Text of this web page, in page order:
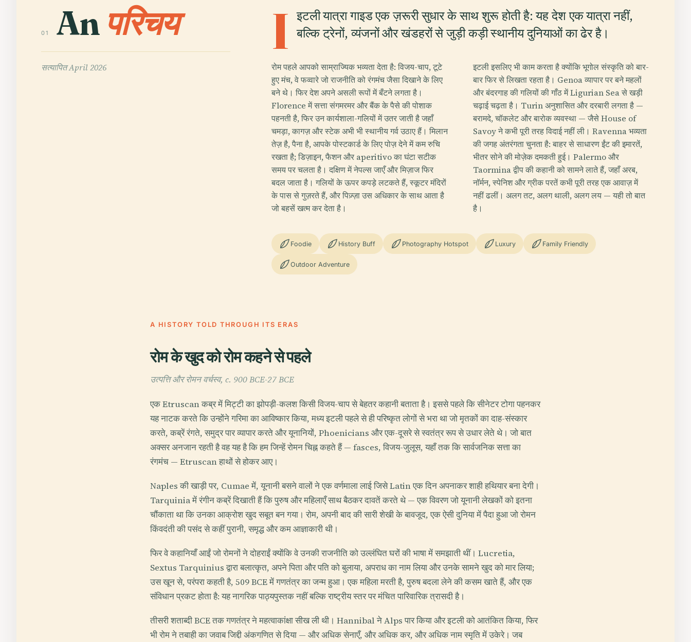
01 An परिचय
सत्यापितApril 2026
I इटली यात्रा गाइड एक ज़रूरी सुधार के साथ शुरू होती है: यह देश एक यात्रा नहीं,
बल्कि ट्रेनों, व्यंजनों और खंडहरों से जुड़ी कड़ी स्थानीय दुनियाओं का ढेर है।
रोम पहले आपको साम्राज्यिक भव्यता देता है: विजय-चाप, टूटे
हुए मंच, वे फव्वारे जो राजनीति को रंगमंच जैसा दिखाने के लिए
बने थे। फिर देश अपने असली रूपों में बँटने लगता है।
Florence में सत्ता संगमरमर और बैंक के पैसे की पोशाक
पहनती है, फिर उन कार्यशाला-गलियों में उतर जाती है जहाँ
चमड़ा, कागज़ और स्टेक अभी भी स्थानीय गर्व उठाए हैं। मिलान
तेज़ है, पैना है, आपके पोस्टकार्ड के लिए पोज़ देने में कम रुचि
रखता है; डिज़ाइन, फैशन और aperitivo का घंटा सटीक
समय पर चलता है। दक्षिण में नेपल्स जाएँ और मिज़ाज फिर
बदल जाता है। गलियों के ऊपर कपड़े लटकते हैं, स्कूटर मंदिरों
के पास से गुज़रते हैं, और पिज़्ज़ा उस अधिकार के साथ आता है
जो बहसें खत्म कर देता है।
इटली इसलिए भी काम करता है क्योंकि भूगोल संस्कृति को बार-
बार फिर से लिखता रहता है। Genoa व्यापार पर बने महलों
और बंदरगाह की गलियों की गाँठ में Ligurian Sea से खड़ी
चढ़ाई चढ़ता है। Turin अनुशासित और दरबारी लगता है —
बरामदे, चॉकलेट और बारोक व्यवस्था — जैसे House of
Savoy ने कभी पूरी तरह विदाई नहीं ली। Ravenna भव्यता
की जगह अंतरंगता चुनता है: बाहर से साधारण ईंट की इमारतें,
भीतर सोने की मोज़ेक दमकती हुई। Palermo और
Taormina द्वीप की कहानी को सामने लाते हैं, जहाँ अरब,
नॉर्मन, स्पेनिश और ग्रीक परतें कभी पूरी तरह एक आवाज़ में
नहीं ढलीं। अलग तट, अलग थाली, अलग लय — यही तो बात
है।
Foodie History Buff Photography Hotspot Luxury Family Friendly
Outdoor Adventure
A HISTORY TOLD THROUGH ITS ERAS
रोम के खुद को रोम कहने से पहले
उत्पत्ति और रोमन वर्चस्व, c. 900 BCE-27 BCE
एक Etruscan कब्र में मिट्टी का झोपड़ी-कलश किसी विजय-चाप से बेहतर कहानी बताता है। इससे पहले कि सीनेटर टोगा पहनकर
यह नाटक करते कि उन्होंने गरिमा का आविष्कार किया, मध्य इटली पहले से ही परिष्कृत लोगों से भरा था जो मृतकों का दाह-संस्कार
करते, कब्रें रंगते, समुद्र पार व्यापार करते और यूनानियों, Phoenicians और एक-दूसरे से स्वतंत्र रूप से उधार लेते थे। जो बात
अक्सर अनजान रहती है वह यह है कि हम जिन्हें रोमन चिह्न कहते हैं — fasces, विजय-जुलूस, यहाँ तक कि सार्वजनिक सत्ता का
रंगमंच — Etruscan हाथों से होकर आए।
Naples की खाड़ी पर, Cumae में, यूनानी बसने वालों ने एक वर्णमाला लाई जिसे Latin एक दिन अपनाकर शाही हथियार बना देगी।
Tarquinia में रंगीन कब्रें दिखाती हैं कि पुरुष और महिलाएँ साथ बैठकर दावतें करते थे — एक विवरण जो यूनानी लेखकों को इतना
चौंकाता था कि उनका आक्रोश खुद सबूत बन गया। रोम, अपनी बाद की सारी शेखी के बावजूद, एक ऐसी दुनिया में पैदा हुआ जो रोमन
किंवदंती की पसंद से कहीं पुरानी, समृद्ध और कम आज्ञाकारी थी।
फिर वे कहानियाँ आईं जो रोमनों ने दोहराईं क्योंकि वे उनकी राजनीति को उल्लंघित घरों की भाषा में समझाती थीं। Lucretia,
Sextus Tarquinius द्वारा बलात्कृत, अपने पिता और पति को बुलाया, अपराध का नाम लिया और उनके सामने खुद को मार लिया;
उस खून से, परंपरा कहती है, 509 BCE में गणतंत्र का जन्म हुआ। एक महिला मरती है, पुरुष बदला लेने की कसम खाते हैं, और एक
संविधान प्रकट होता है: यह नागरिक पाठ्यपुस्तक नहीं बल्कि राष्ट्रीय स्तर पर मंचित पारिवारिक त्रासदी है।
तीसरी शताब्दी BCE तक गणतंत्र ने महत्वाकांक्षा सीख ली थी। Hannibal ने Alps पार किया और इटली को आतंकित किया, फिर
भी रोम ने तबाही का जवाब जिद्दी अंकगणित से दिया — और अधिक सेनाएँ, और अधिक कर, और अधिक नाम स्मृति में उकेरे। जब